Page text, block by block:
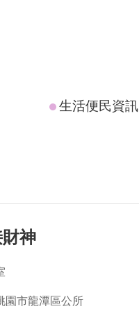
生活便民資訊
神
園市龍潭區公所